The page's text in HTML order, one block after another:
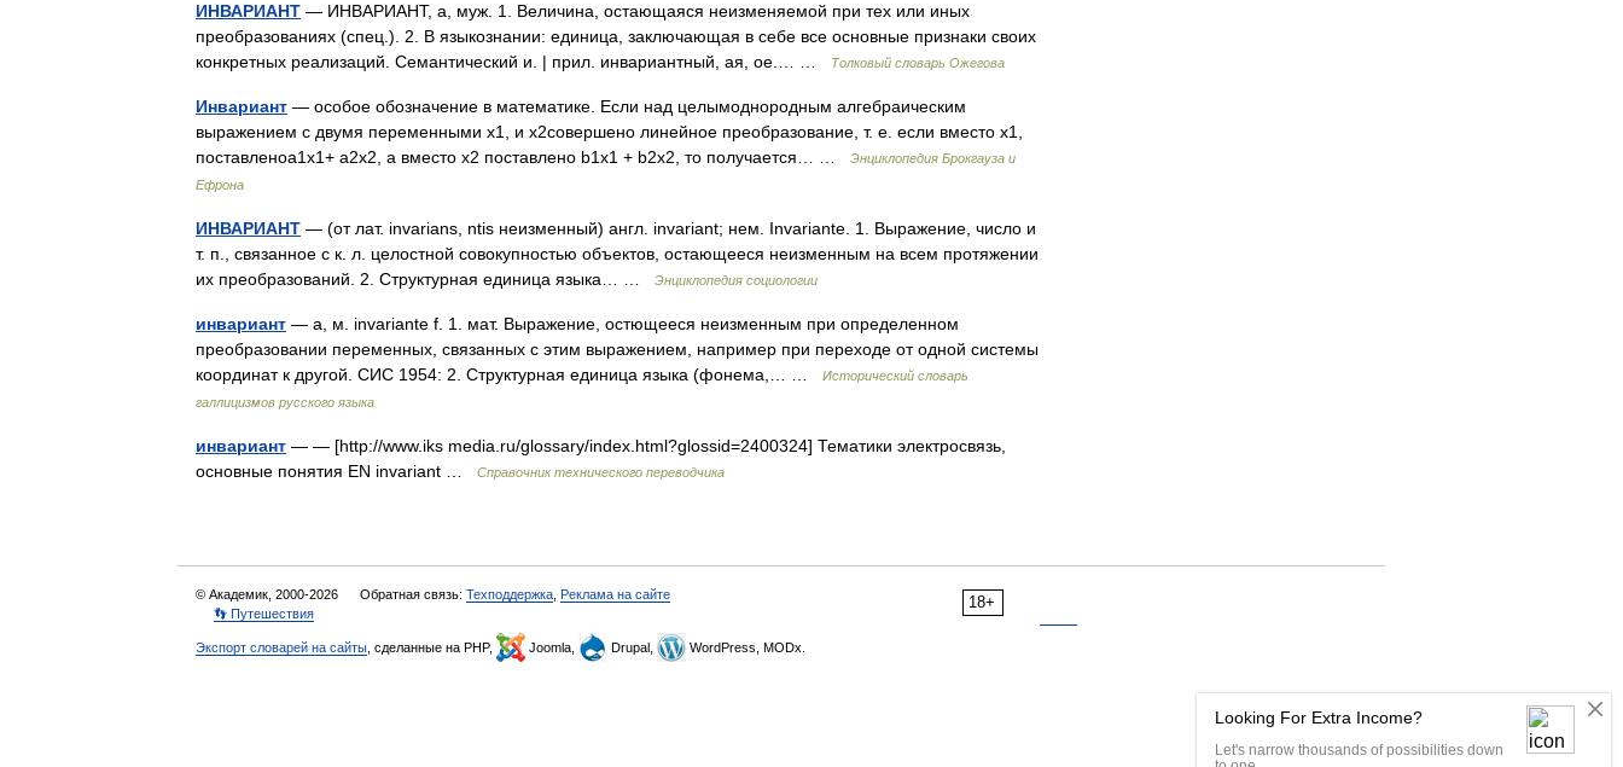
ИНВАРИАНТ — ИНВАРИАНТ, а, муж. 1. Величина, остающаяся неизменяемой при тех или иных
преобразованиях (спец.). 2. В языкознании: единица, заключающая в себе все основные признаки своих
конкретных реализаций. Семантический и. | прил. инвариантный, ая, ое.… …
Толковый словарь Ожегова
Инвариант — особое обозначение в математике. Если над целымоднородным алгебраическим
выражением с двумя переменными х1, и х2совершено линейное преобразование, т. е. если вместо х1,
поставленоa1х1+ a2х2, а вместо х2 поставлено b1х1 + b2х2, то получается… …
Энциклопедия Брокгауза и
Ефрона
ИНВАРИАНТ — (от лат. invarians, ntis неизменный) англ. invariant; нем. Invariante. 1. Выражение, число и
т. п., связанное с к. л. целостной совокупностью объектов, остающееся неизменным на всем протяжении
их преобразований. 2. Структурная единица языка… …
Энциклопедия социологии
инвариант — а, м. invariante f. 1. мат. Выражение, остющееся неизменным при определенном
преобразовании переменных, связанных с этим выражением, например при переходе от одной системы
координат к другой. СИС 1954: 2. Структурная единица языка (фонема,… …
Исторический словарь
галлицизмов русского языка
инвариант — — [http://www.iks media.ru/glossary/index.html?glossid=2400324] Тематики электросвязь,
основные понятия EN invariant …
Справочник технического переводчика
18+
© Академик, 2000-2026 Обратная связь: Техподдержка Реклама на сайте
👣 Путешествия
Экспорт словарей на сайты , сделанные на PHP, Joomla, Drupal, WordPress, MODx.